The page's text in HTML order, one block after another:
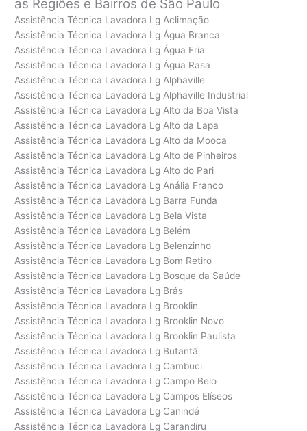
as Regiões e Bairros de São Paulo
Assistência Técnica Lavadora Lg Aclimação
Assistência Técnica Lavadora Lg Água Branca
Assistência Técnica Lavadora Lg Água Fria
Assistência Técnica Lavadora Lg Água Rasa
Assistência Técnica Lavadora Lg Alphaville
Assistência Técnica Lavadora Lg Alphaville Industrial
Assistência Técnica Lavadora Lg Alto da Boa Vista
Assistência Técnica Lavadora Lg Alto da Lapa
Assistência Técnica Lavadora Lg Alto da Mooca
Assistência Técnica Lavadora Lg Alto de Pinheiros
Assistência Técnica Lavadora Lg Alto do Pari
Assistência Técnica Lavadora Lg Anália Franco
Assistência Técnica Lavadora Lg Barra Funda
Assistência Técnica Lavadora Lg Bela Vista
Assistência Técnica Lavadora Lg Belém
Assistência Técnica Lavadora Lg Belenzinho
Assistência Técnica Lavadora Lg Bom Retiro
Assistência Técnica Lavadora Lg Bosque da Saúde
Assistência Técnica Lavadora Lg Brás
Assistência Técnica Lavadora Lg Brooklin
Assistência Técnica Lavadora Lg Brooklin Novo
Assistência Técnica Lavadora Lg Brooklin Paulista
Assistência Técnica Lavadora Lg Butantã
Assistência Técnica Lavadora Lg Cambuci
Assistência Técnica Lavadora Lg Campo Belo
Assistência Técnica Lavadora Lg Campos Elíseos
Assistência Técnica Lavadora Lg Canindé
Assistência Técnica Lavadora Lg Carandiru